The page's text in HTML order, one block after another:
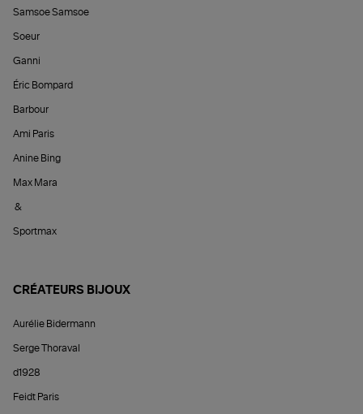
Samsoe Samsoe
Soeur
Ganni
Éric Bompard
Barbour
Ami Paris
Anine Bing
Max Mara
&
Sportmax
CRÉATEURS BIJOUX
Aurélie Bidermann
Serge Thoraval
d1928
Feidt Paris